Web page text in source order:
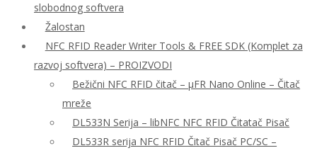
slobodnog softvera
Žalostan
NFC RFID Reader Writer Tools & FREE SDK (Komplet za
razvoj softvera) – PROIZVODI
Bežični NFC RFID čitač – μFR Nano Online – Čitač
mreže
DL533N Serija – libNFC NFC RFID Čitatač Pisač
DL533R serija NFC RFID Čitač Pisač PC/SC –